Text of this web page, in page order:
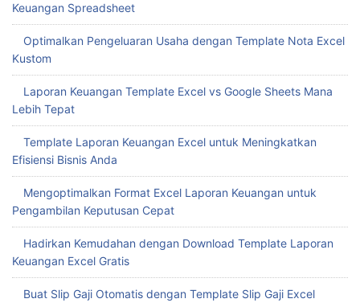
Keuangan Spreadsheet
Optimalkan Pengeluaran Usaha dengan Template Nota Excel
Kustom
Laporan Keuangan Template Excel vs Google Sheets Mana
Lebih Tepat
Template Laporan Keuangan Excel untuk Meningkatkan
Efisiensi Bisnis Anda
Mengoptimalkan Format Excel Laporan Keuangan untuk
Pengambilan Keputusan Cepat
Hadirkan Kemudahan dengan Download Template Laporan
Keuangan Excel Gratis
Buat Slip Gaji Otomatis dengan Template Slip Gaji Excel